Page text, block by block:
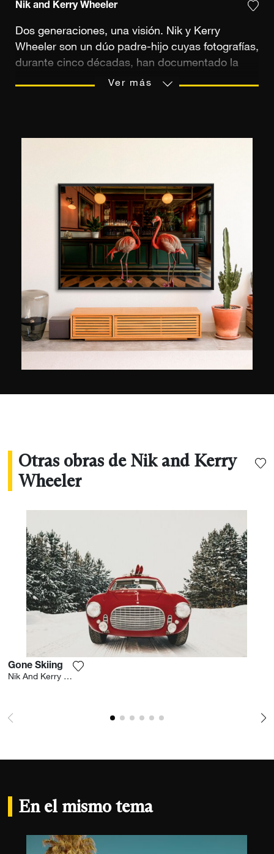
Nik and Kerry Wheeler
Dos generaciones, una visión. Nik y Kerry
Wheeler son un dúo padre-hijo cuyas fotografías,
durante cinco décadas, han documentado la
belleza discreta del mundo. La visión de Nik,
crean un diálogo delicado entre la emoción, la
luz y la elegancia, capturando la esencia de
momentos preciosos que deseamos suspender.
Su obra conjunta, expuesta en YellowKorner,
celebra un arte de vivir, entre el patrimonio visual
y una perspectiva renovada.
Ver más
Otras obras de Nik and Kerry
Wheeler
Gone Skiing
Nik And Kerry Wheeler
En el mismo tema